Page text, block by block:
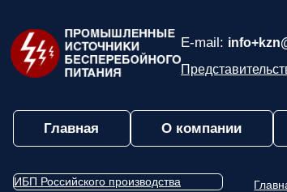
E-mail:
Главная О компании
ИБП Российского производства